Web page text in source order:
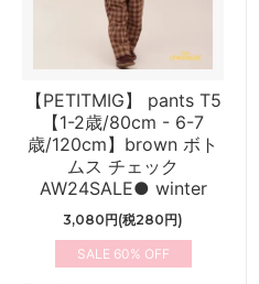
【PETITMIG】 pants T5
【1-2歳/80cm - 6-7
歳/120cm】brown ボト
ムス チェック
AW24SALE● winter
3,080円(税280円)
60%